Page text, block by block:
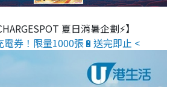
夏日消暑企劃⚡】
電券！限量1000張🔋送完即止 <